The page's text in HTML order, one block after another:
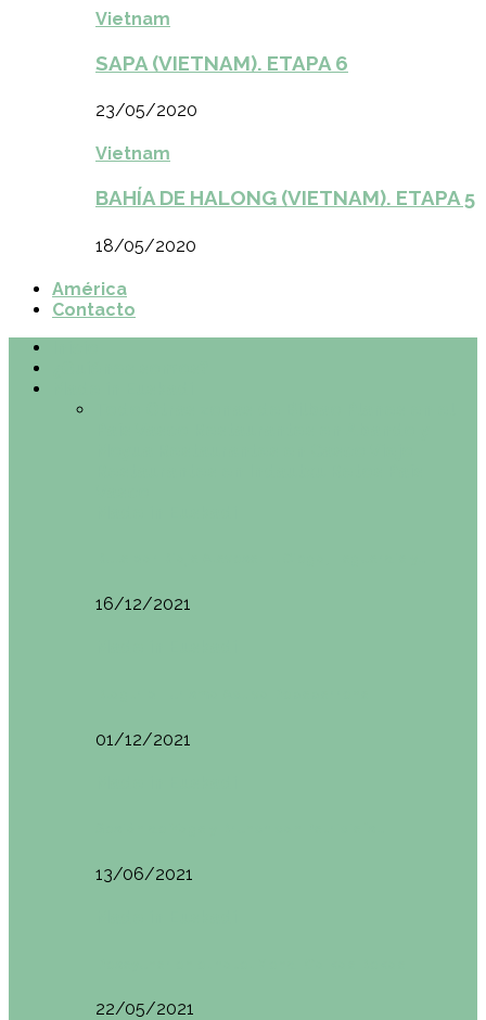
Vietnam
SAPA (VIETNAM). ETAPA 6
23/05/2020
Vietnam
BAHÍA DE HALONG (VIETNAM). ETAPA 5
18/05/2020
América
Contacto
16/12/2021
01/12/2021
13/06/2021
22/05/2021